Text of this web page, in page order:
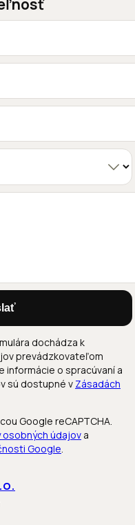
dochádza k
prevádzkovateľom
informácie o spracúvaní a
sú dostupné v Zásadách
Google reCAPTCHA.
osobných údajov a
Google.